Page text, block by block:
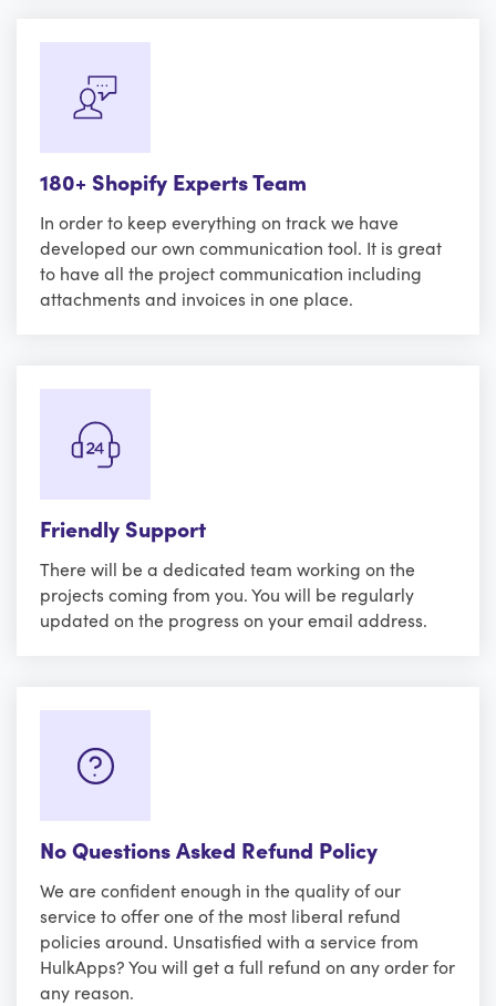
180+ Shopify Experts Team
In order to keep everything on track we have
developed our own communication tool. It is great
to have all the project communication including
attachments and invoices in one place.
Friendly Support
There will be a dedicated team working on the
projects coming from you. You will be regularly
updated on the progress on your email address.
No Questions Asked Refund Policy
We are confident enough in the quality of our
service to offer one of the most liberal refund
policies around. Unsatisfied with a service from
HulkApps? You will get a full refund on any order for
any reason.